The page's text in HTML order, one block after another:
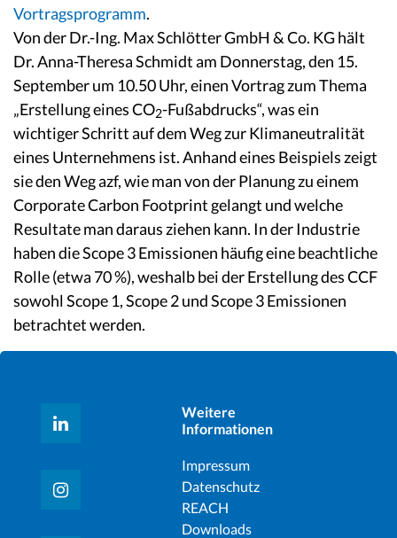
Vortragsprogramm.
Von der Dr.-Ing. Max Schlötter GmbH & Co. KG hält
Dr. Anna-Theresa Schmidt am Donnerstag, den 15.
September um 10.50 Uhr, einen Vortrag zum Thema
„Erstellung eines CO2-Fußabdrucks“, was ein
wichtiger Schritt auf dem Weg zur Klimaneutralität
eines Unternehmens ist. Anhand eines Beispiels zeigt
sie den Weg azf, wie man von der Planung zu einem
Corporate Carbon Footprint gelangt und welche
Resultate man daraus ziehen kann. In der Industrie
haben die Scope 3 Emissionen häufig eine beachtliche
Rolle (etwa 70 %), weshalb bei der Erstellung des CCF
sowohl Scope 1, Scope 2 und Scope 3 Emissionen
betrachtet werden.
Weitere
Informationen
Impressum
Datenschutz
REACH
Downloads